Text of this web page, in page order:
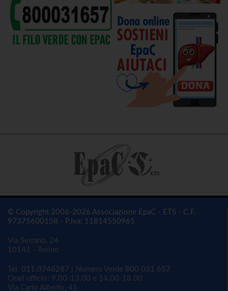
© Copyright 2006-2026 Associazione EpaC - ETS - C.F.
97375600158 - P.Iva: 11814550965
Via Serrano, 24
10141 - Torino
Tel. 011.0746287 | Numero Verde 800 031 657
Orari ufficio: 9.00-13.00 e 14.00-18.00
Via Carlo Alberto, 41